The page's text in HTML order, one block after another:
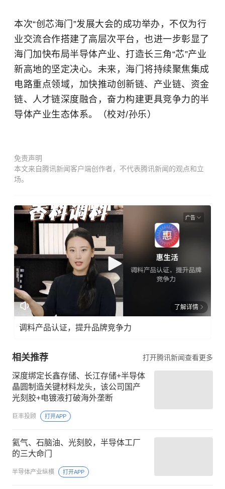
本次“创芯海门”发展大会的成功举办，不仅为行
业交流合作搭建了高层次平台，也进一步彰显了
海门加快布局半导体产业、打造长三角“芯”产业
新高地的坚定决心。未来，海门将持续聚焦集成
电路重点领域，加快推动创新链、产业链、资金
链、人才链深度融合，奋力构建更具竞争力的半
导体产业生态体系。（校对/孙乐）
免责声明
本文来自腾讯新闻客户端创作者，不代表腾讯新闻的观点和立
场。
广告
了解详情
调料产品认证，提升品牌竞争力
相关推荐 打开腾讯新闻查看更多
深度绑定长鑫存储、长江存储+半导体
晶圆制造关键材料龙头，该公司国产
光刻胶+电镀液打破海外垄断
巨丰投顾 打开APP
氦气、石脑油、光刻胶，半导体工厂
的三大命门
半导体产业纵横 打开APP